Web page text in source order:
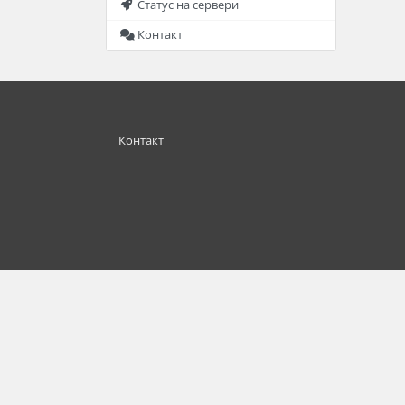
Статус на сервери
Контакт
Контакт